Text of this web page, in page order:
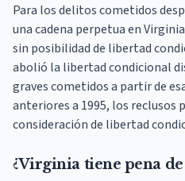
Para los delitos cometidos
una cadena perpetua en
sin posibilidad de libertad
abolió la libertad condicional
graves cometidos a partir de
anteriores a 1995, los reclusos
consideración de libertad
¿Virginia tiene pena